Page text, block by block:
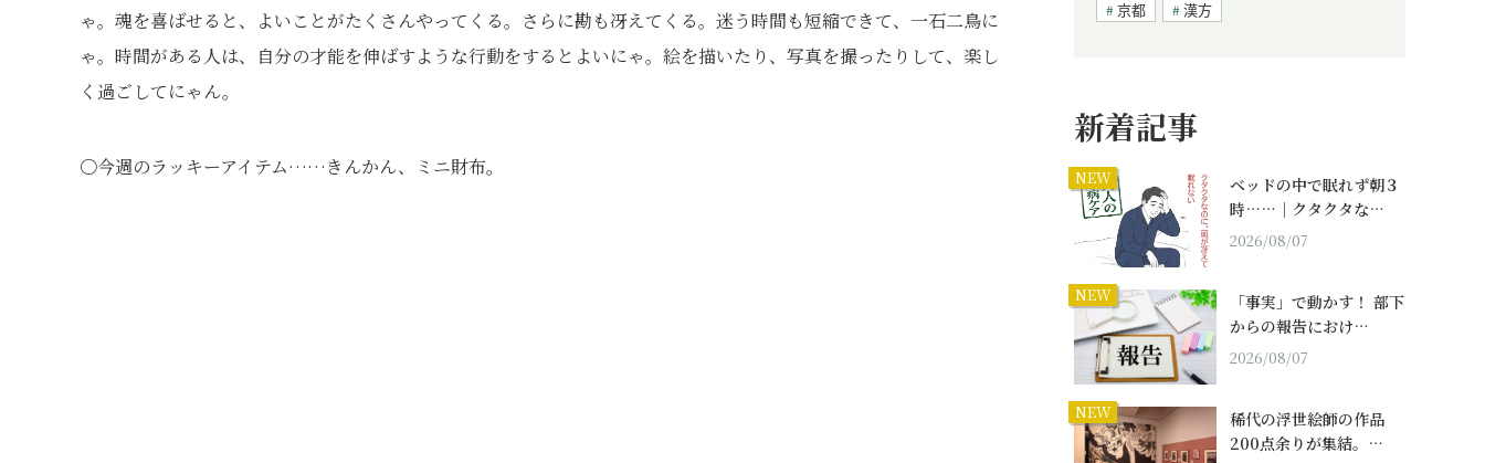
ゃ。魂を喜ばせると、よいことがたくさんやってくる。さらに勘も冴えてくる。迷う時間も短縮できて、一石二鳥に
ゃ。時間がある人は、自分の才能を伸ばすような行動をするとよいにゃ。絵を描いたり、写真を撮ったりして、楽し
く過ごしてにゃん。
〇今週のラッキーアイテム……きんかん、ミニ財布。
京都
漢方
新着記事
NEW
ベッドの中で眠れず朝３
時……｜クタクタな…
2026/08/07
NEW
「事実」で動かす！ 部下
からの報告におけ…
2026/08/07
NEW
稀代の浮世絵師の作品
200点余りが集結。…